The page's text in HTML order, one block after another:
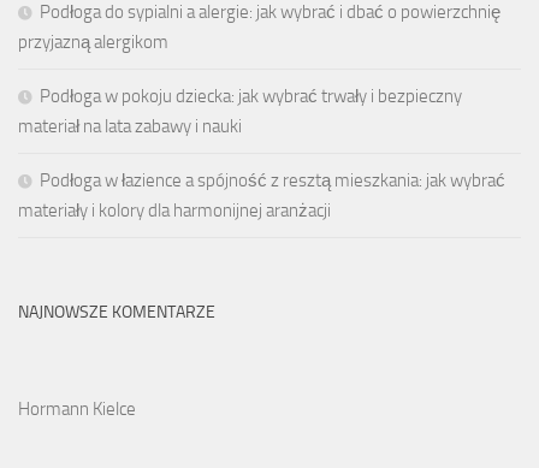
Podłoga do sypialni a alergie: jak wybrać i dbać o powierzchnię
przyjazną alergikom
Podłoga w pokoju dziecka: jak wybrać trwały i bezpieczny
materiał na lata zabawy i nauki
Podłoga w łazience a spójność z resztą mieszkania: jak wybrać
materiały i kolory dla harmonijnej aranżacji
NAJNOWSZE KOMENTARZE
Hormann Kielce